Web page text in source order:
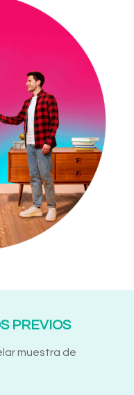
PREVIOS
muestra de